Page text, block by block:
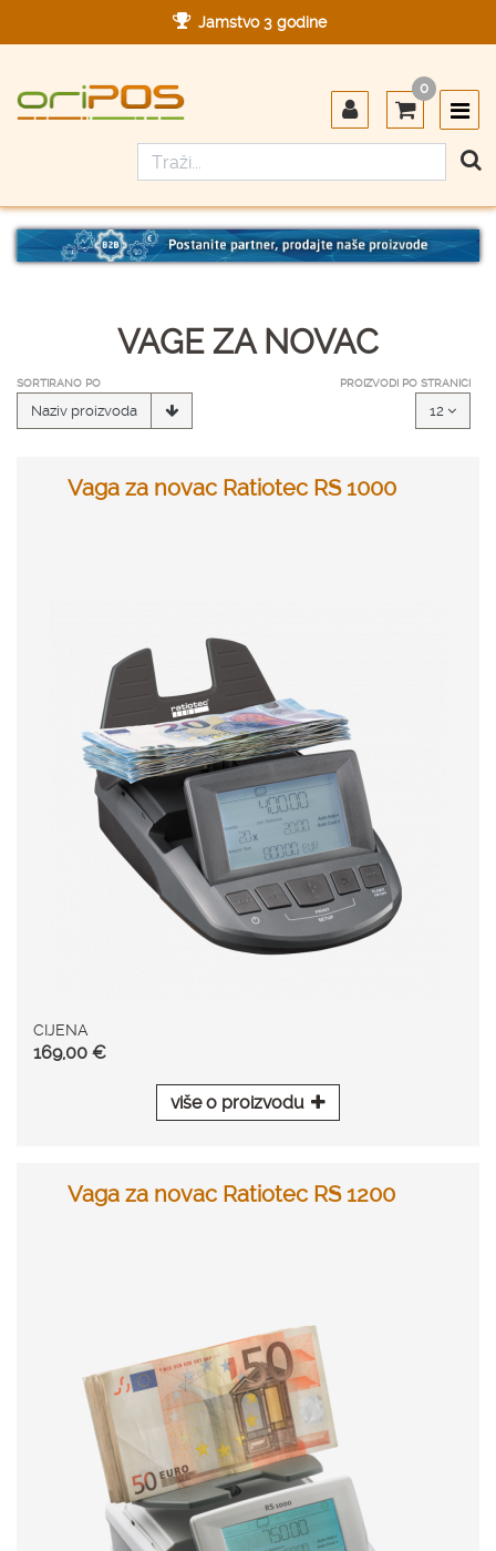
Jamstvo 3 godine
Designed in Germany
Made in Germany
0
VAGE ZA NOVAC
SORTIRANO PO
Naziv proizvoda
PROIZVODI PO STRANICI
12
Vaga za novac Ratiotec RS 1000
CIJENA
169,00 €
više o proizvodu
Vaga za novac Ratiotec RS 1200